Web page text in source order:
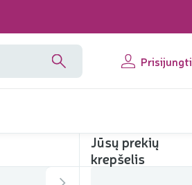
Prisijungti
Jūsų prekių
krepšelis